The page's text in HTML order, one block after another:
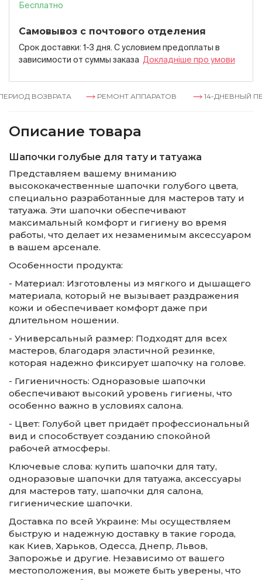
Бесплатно
Самовывоз с почтового отделения
Срок доставки: 1-3 дня. С условием предоплаты в
зависимости от суммы заказа Докладнiше про умови
ВОЗВРАТА РЕМОНТ АППАРАТОВ 14-ДНЕВНЫЙ
Описание товара
Шапочки голубые для тату и татуажа
Представляем вашему вниманию
высококачественные шапочки голубого цвета,
специально разработанные для мастеров тату и
татуажа. Эти шапочки обеспечивают
максимальный комфорт и гигиену во время
работы, что делает их незаменимым аксессуаром
в вашем арсенале.
Особенности продукта:
- Материал: Изготовлены из мягкого и дышащего
материала, который не вызывает раздражения
кожи и обеспечивает комфорт даже при
длительном ношении.
- Универсальный размер: Подходят для всех
мастеров, благодаря эластичной резинке,
которая надежно фиксирует шапочку на голове.
- Гигиеничность: Одноразовые шапочки
обеспечивают высокий уровень гигиены, что
особенно важно в условиях салона.
- Цвет: Голубой цвет придаёт профессиональный
вид и способствует созданию спокойной
рабочей атмосферы.
Ключевые слова: купить шапочки для тату,
одноразовые шапочки для татуажа, аксессуары
для мастеров тату, шапочки для салона,
гигиенические шапочки.
Доставка по всей Украине: Мы осуществляем
быструю и надежную доставку в такие города,
как Киев, Харьков, Одесса, Днепр, Львов,
Запорожье и другие. Независимо от вашего
местоположения, вы можете быть уверены, что